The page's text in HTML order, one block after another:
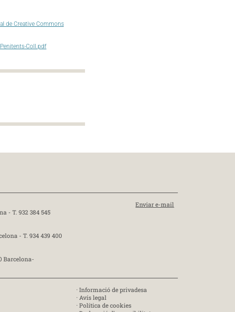
de Creative Commons
Coll.pdf
- T. 932 384 545
- T. 934 439 400
Barcelona-
Enviar e-mail
· Informació de privadesa
· Avís legal
· Política de cookies